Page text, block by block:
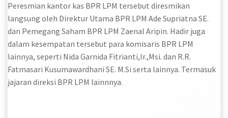
Peresmian kantor kas BPR LPM tersebut diresmikan
langsung oleh Direktur Utama BPR LPM Ade Supriatna SE.
dan Pemegang Saham BPR LPM Zaenal Aripin. Hadir juga
dalam kesempatan tersebut para komisaris BPR LPM
lainnya, seperti Nida Garnida Fitrianti,Ir.,Msi. dan R.R.
Fatmasari Kusumawardhani SE. M.Si serta lainnya. Termasuk
jajaran direksi BPR LPM lainnnya.